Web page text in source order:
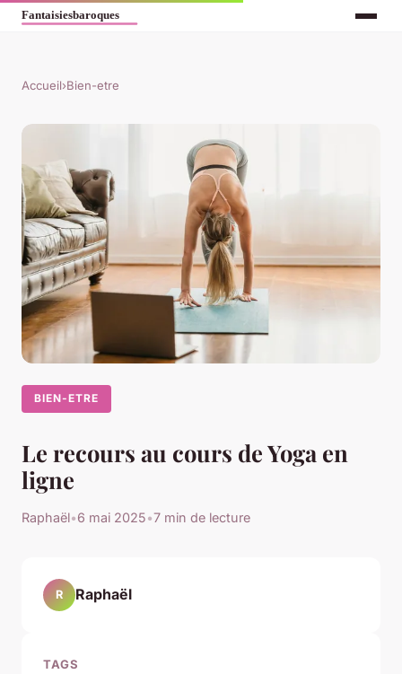
Accueil›Bien-etre
BIEN-ETRE
Le recours au cours de Yoga en
ligne
Raphaël•6 mai 2025•7 min de lecture
R Raphaël
TAGS